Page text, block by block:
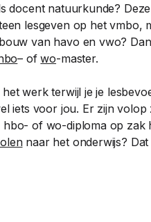
docent natuurkunde?
lesgeven op het
van havo en vwo?
– ofwo-master.
werk terwijl je je
iets voor jou. Er zijn
of wo-diploma op zak
naar het onderwijs?